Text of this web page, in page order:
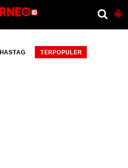
HASTAG TERPOPULER